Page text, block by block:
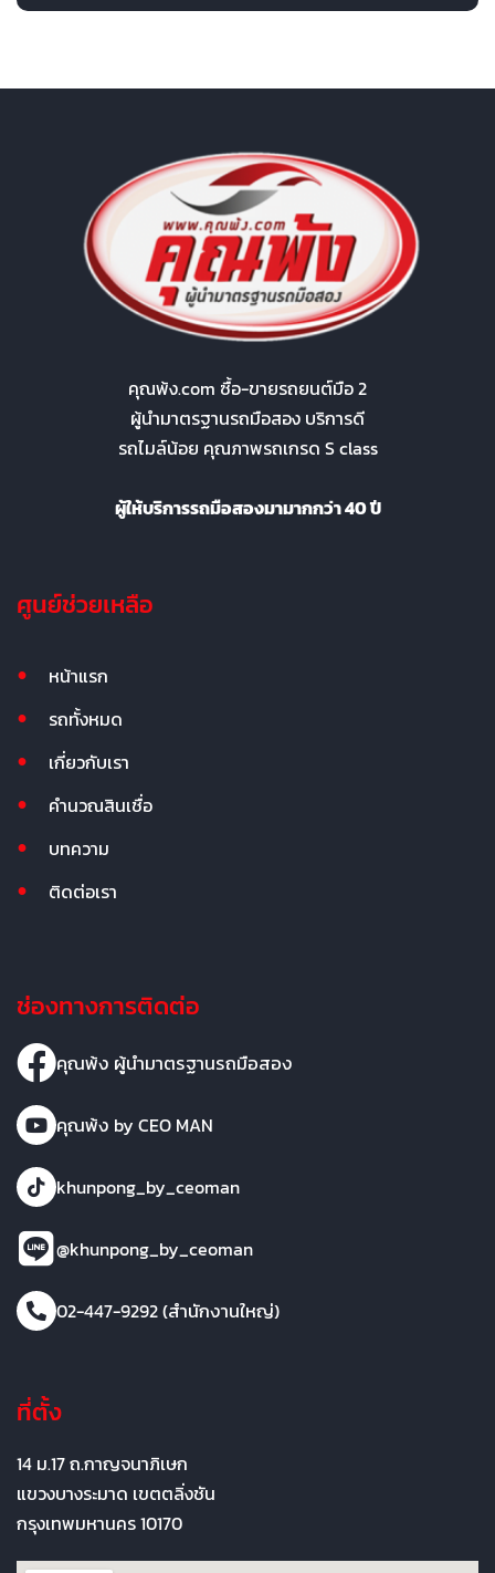
คุณพ้ง.com ซื้อ-ขายรถยนต์มือ 2
ผู้นำมาตรฐานรถมือสอง บริการดี
รถไมล์น้อย คุณภาพรถเกรด S class
ผู้ให้บริการรถมือสองมามากกว่า 40 ปี
ศูนย์ช่วยเหลือ
หน้าแรก
รถทั้งหมด
เกี่ยวกับเรา
คำนวณสินเชื่อ
บทความ
ติดต่อเรา
ช่องทางการติดต่อ
คุณพ้ง ผู้นำมาตรฐานรถมือสอง
คุณพ้ง by CEO MAN
khunpong_by_ceoman
@khunpong_by_ceoman
02-447-9292 (สำนักงานใหญ่)
ที่ตั้ง
14 ม.17 ถ.กาญจนาภิเษก
แขวงบางระมาด เขตตลิ่งชัน
กรุงเทพมหานคร 10170